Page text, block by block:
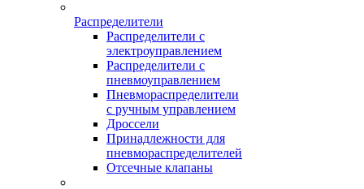
Распределители
Распределители с
электроуправлением
Распределители с
пневмоуправлением
Пневмораспределители
с ручным управлением
Дроссели
Принадлежности для
пневмораспределителей
Отсечные клапаны